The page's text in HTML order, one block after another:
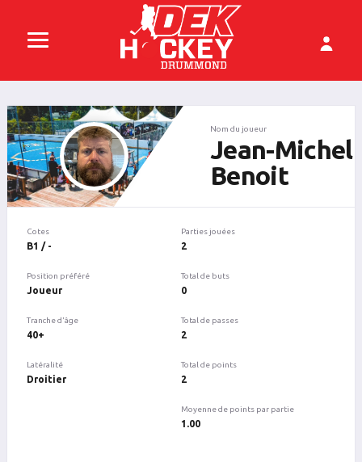
Nom du joueur
Jean-Michel
Benoit
Cotes
B1 / -
Position préféré
Joueur
Tranche d'âge
40+
Latéralité
Droitier
Parties jouées
2
Total de buts
0
Total de passes
2
Total de points
2
Moyenne de points par partie
1.00